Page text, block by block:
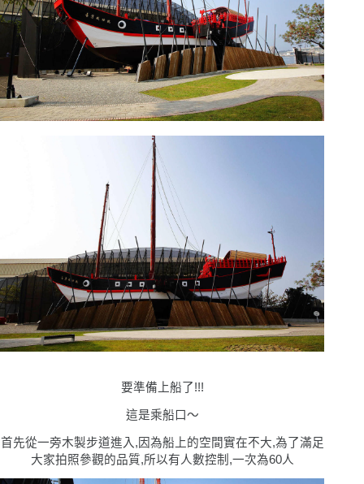
要準備上船了!!!
這是乘船口〜
首先從一旁木製步道進入,因為船上的空間實在不大,為了滿足
大家拍照參觀的品質,所以有人數控制,一次為60人